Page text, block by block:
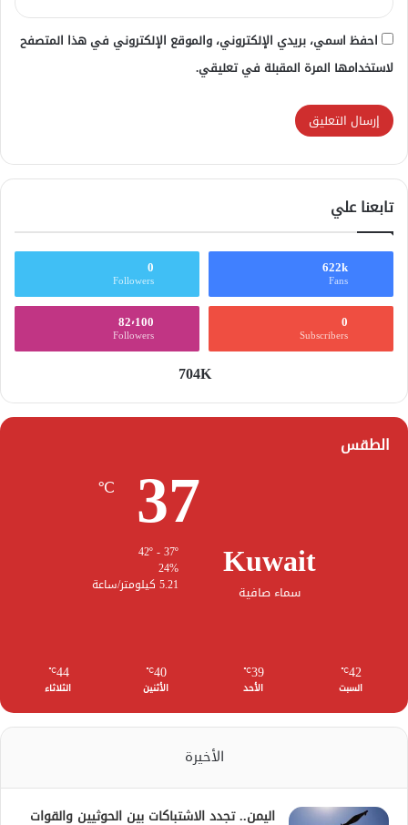
احفظ اسمي، بريدي الإلكتروني، والموقع الإلكتروني في هذا المتصفح
لاستخدامها المرة المقبلة في تعليقي.
تابعنا علي
622k
Fans
0
Followers
0
Subscribers
82٬100
Followers
704K
الطقس
Kuwait
سماء صافية
37
℃
24%
5.21 كيلومتر/ساعة
42
℃
السبت
39
℃
الأحد
40
℃
الأثنين
44
℃
الثلاثاء
الأخيرة
اليمن.. تجدد الاشتباكات بين الحوثيين والقوات